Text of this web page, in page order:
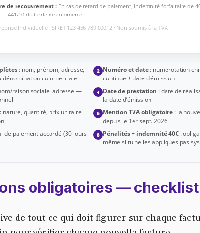
de recouvrement : En cas de retard de paiement, indemnité forfaitaire de
10 du Code de commerce).
Individuelle · SIRET 123 456 789 00012 · Non soumis à la TVA
: nom, prénom, adresse,
dénomination commerciale
2 Numéro et date : numérotation
continue + date d’émission
raison sociale, adresse —
4 Date de prestation : date de
la date d’émission
: nature, quantité, prix unitaire
6 Mention TVA obligatoire : la
depuis le 1er sept. 2026
de paiement accordé (30 jours
8 Pénalités + indemnité 40€ :
même si tu ne les appliques pas
obligatoires —
de tout ce qui doit figurer sur chaque